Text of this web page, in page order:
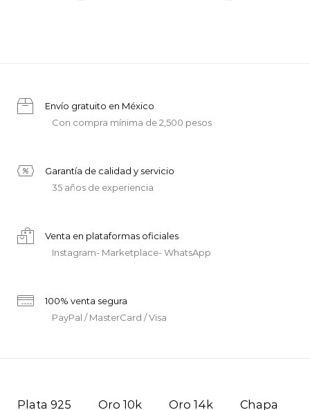
Envío gratuito en México
Con compra mínima de 2,500 pesos
Garantía de calidad y servicio
35 años de experiencia
Venta en plataformas oficiales
Instagram- Marketplace- WhatsApp
100% venta segura
PayPal / MasterCard / Visa
Plata 925 Oro 10k Oro 14k Chapa